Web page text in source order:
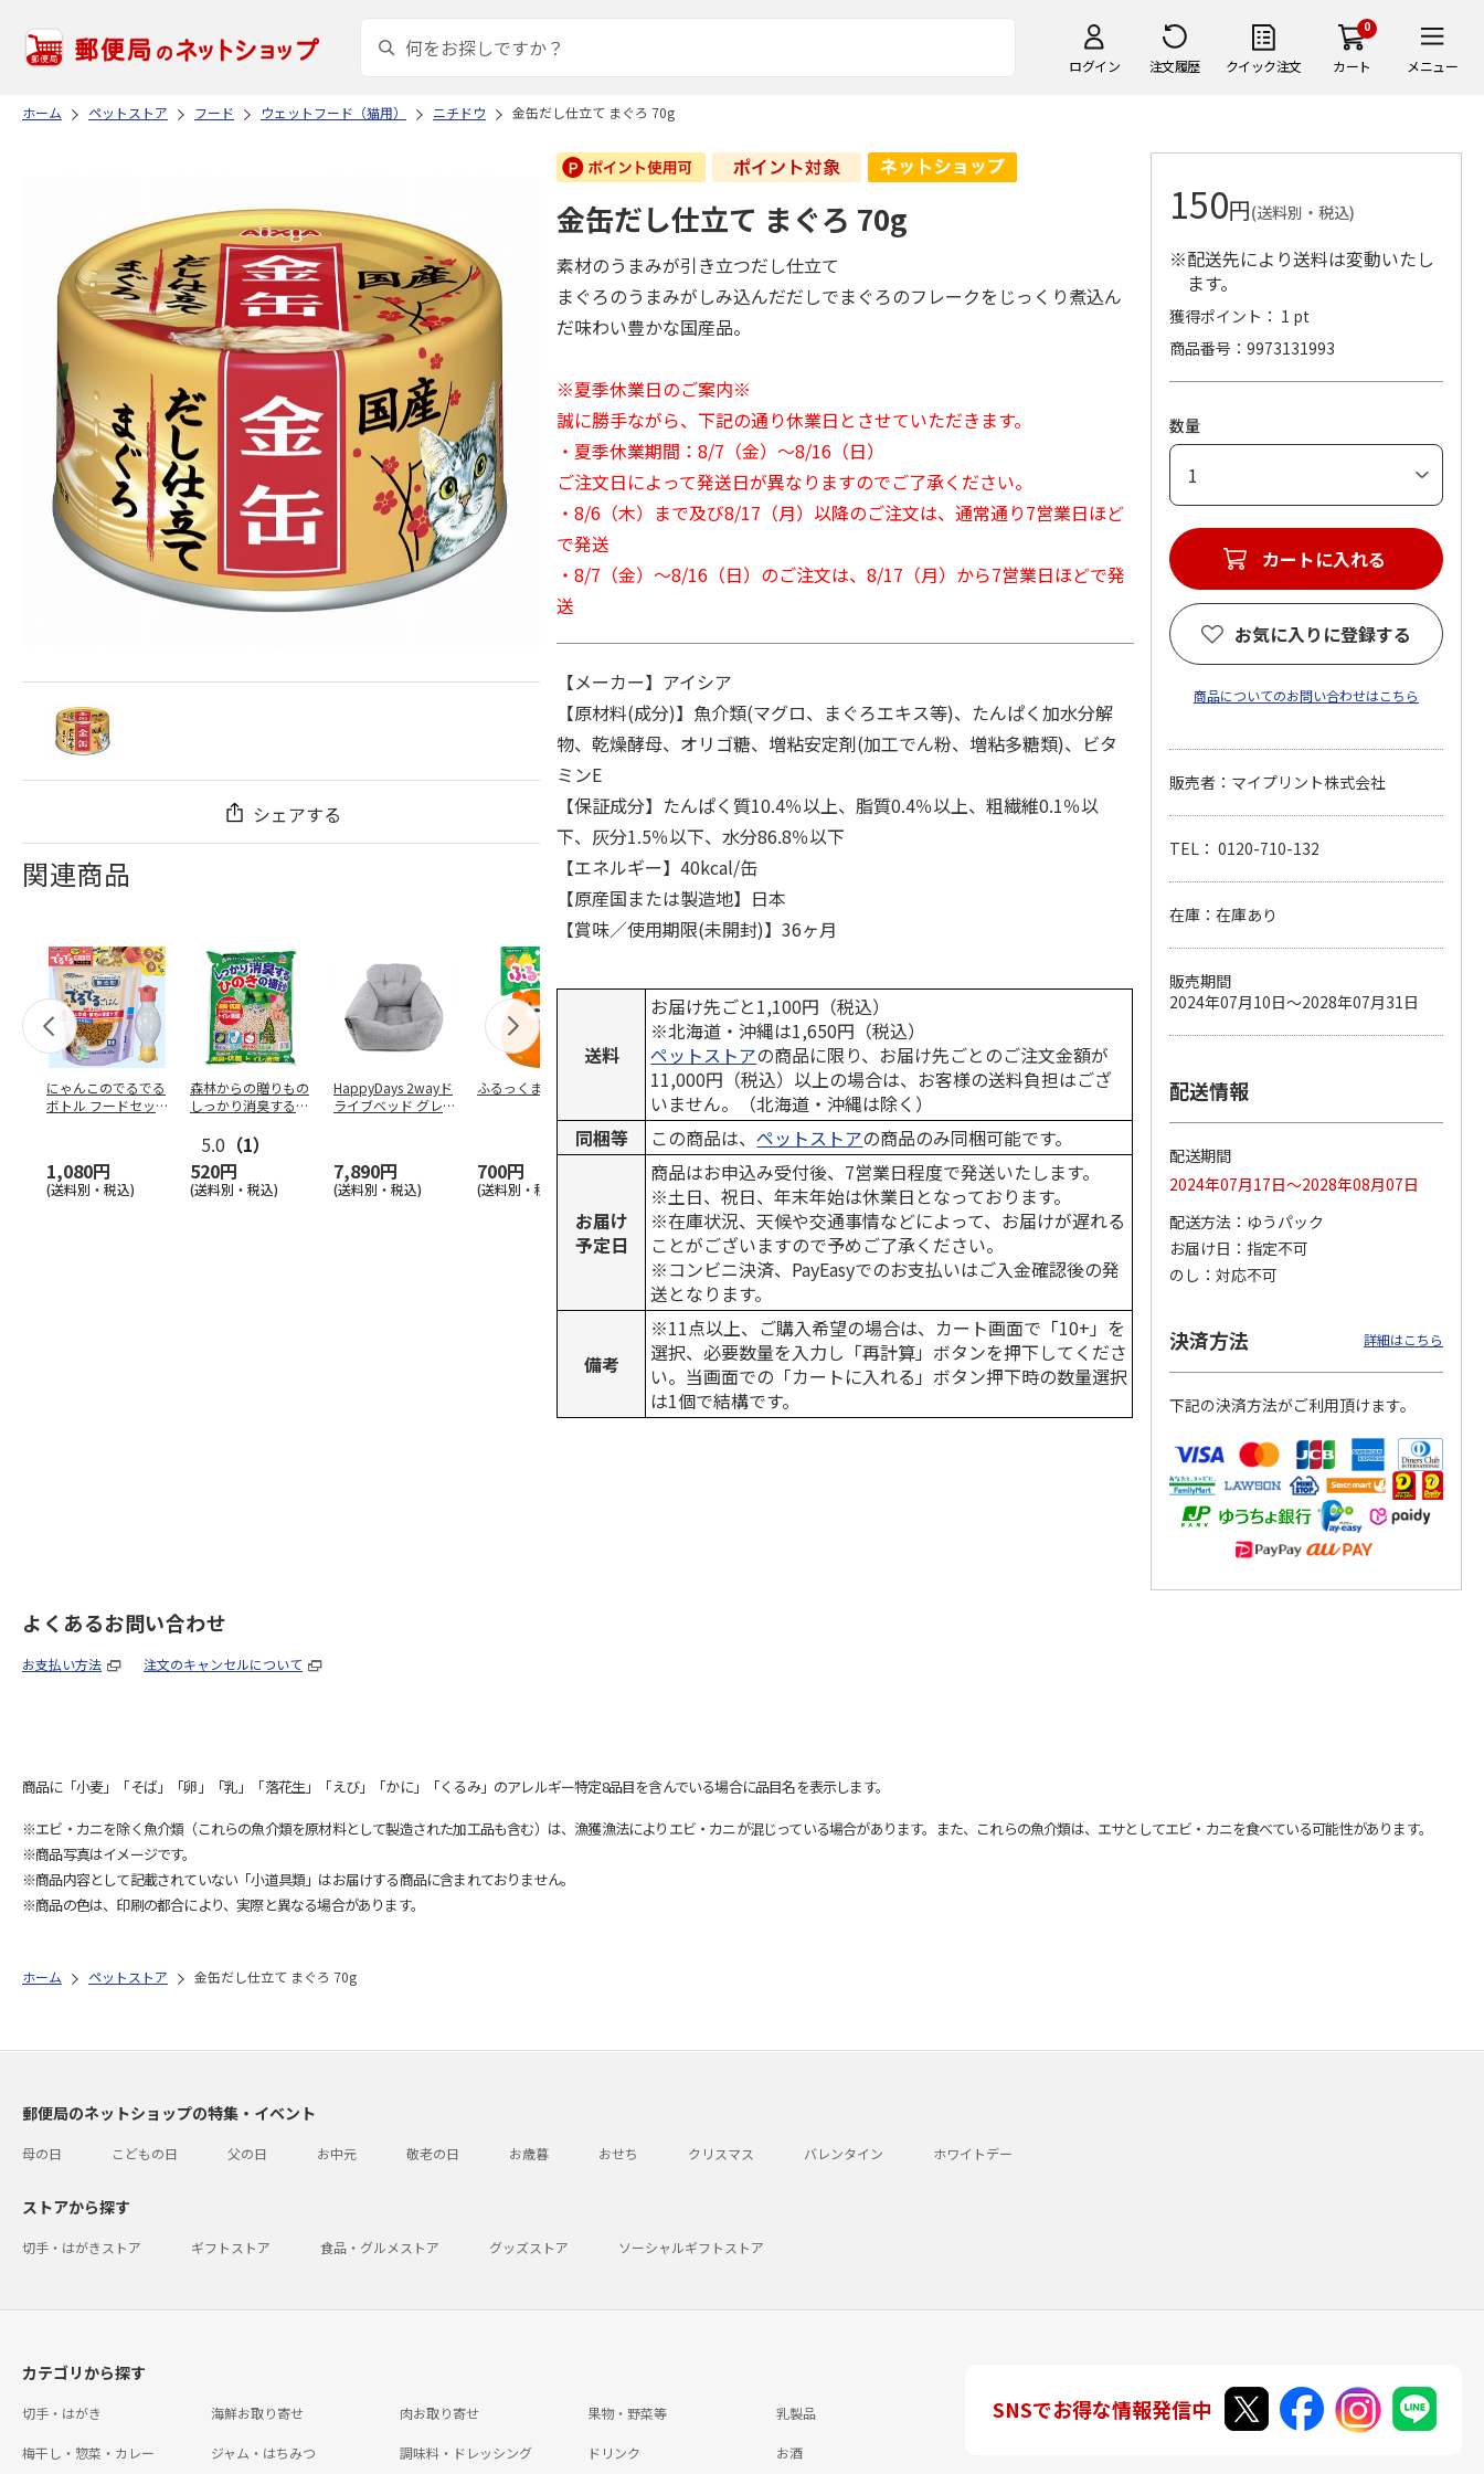
ログイン 注文履歴 クイック注文
0
カート メニュー
ホーム ペットストア フード ウェットフード（猫用） ニチドウ 金缶だし仕立て まぐろ 70g
シェアする
関連商品
にゃんこのでるでる
ボトル フードセッ
1,080円
(送料別・税込)
森林からの贈りもの
しっかり消臭するひ
5.0 （1）
520円
(送料別・税込)
HappyDays 2wayド
ライブベッド グレ
7,890円
(送料別・税込)
ふるっくま みかん
700円
(送料別・税込)
デオトイレ 飛び散
らない消臭・抗菌サ
ンド 4L
1,320円
(送料別・税込)
獣医師開発 ニオイ
をとる砂専用 猫ト
イレ ナチュラルグ
レー
1,550円
(送料別・税込)
無添加良品 カムカ
ムデンタルコーン
ぐるぐるボーン型 S
…
470円
(送料別・税込)
銀のスプーン パウ
こ用 まぐろ・かつ
おに
120円
(送料別・税込)
ペット線香 虹のか
なた フルーティフ
ローラルの香り
590円
(送料別・税込)
えBOX とりささ…
380円
(送料別・税込)
金缶だし仕立て まぐろ 70g
素材のうまみが引き立つだし仕立て
まぐろのうまみがしみ込んだだしでまぐろのフレークをじっくり煮込ん
だ味わい豊かな国産品。
※夏季休業日のご案内※
誠に勝手ながら、下記の通り休業日とさせていただきます。
・夏季休業期間：8/7（金）～8/16（日）
ご注文日によって発送日が異なりますのでご了承ください。
・8/6（木）まで及び8/17（月）以降のご注文は、通常通り7営業日ほど
で発送
・8/7（金）～8/16（日）のご注文は、8/17（月）から7営業日ほどで発
送
【メーカー】アイシア
【原材料(成分)】魚介類(マグロ、まぐろエキス等)、たんぱく加水分解
物、乾燥酵母、オリゴ糖、増粘安定剤(加工でん粉、増粘多糖類)、ビタ
ミンE
【保証成分】たんぱく質10.4％以上、脂質0.4％以上、粗繊維0.1％以
下、灰分1.5％以下、水分86.8％以下
【エネルギー】40kcal/缶
【原産国または製造地】日本
【賞味／使用期限(未開封)】36ヶ月
送料
お届け先ごと1,100円（税込）
※北海道・沖縄は1,650円（税込）
ペットストアの商品に限り、お届け先ごとのご注文金額が
11,000円（税込）以上の場合は、お客様の送料負担はござ
いません。（北海道・沖縄は除く）
同梱等
この商品は、ペットストアの商品のみ同梱可能です。
お届け
予定日
商品はお申込み受付後、7営業日程度で発送いたします。
※土日、祝日、年末年始は休業日となっております。
※在庫状況、天候や交通事情などによって、お届けが遅れる
ことがございますので予めご了承ください。
※コンビニ決済、PayEasyでのお支払いはご入金確認後の発
送となります。
備考
※11点以上、ご購入希望の場合は、カート画面で「10+」を
選択、必要数量を入力し「再計算」ボタンを押下してくださ
い。当画面での「カートに入れる」ボタン押下時の数量選択
は1個で結構です。
150円(送料別・税込)
※配送先により送料は変動いたし
ます。
獲得ポイント： 1 pt
商品番号
9973131993
数量
カートに入れる
お気に入りに登録する
商品についてのお問い合わせはこちら
販売者：マイプリント株式会社
TEL： 0120-710-132
在庫：在庫あり
販売期間
2024年07月10日～2028年07月31日
配送情報
配送期間
2024年07月17日～2028年08月07日
配送方法
ゆうパック
お届け日
指定不可
のし
対応不可
決済方法 詳細はこちら
下記の決済方法がご利用頂けます。
よくあるお問い合わせ
お支払い方法 注文のキャンセルについて
商品に「小麦」「そば」「卵」「乳」「落花生」「えび」「かに」「くるみ」のアレルギー特定8品目を含んでいる場合に品目名を表示します。
※エビ・カニを除く魚介類（これらの魚介類を原材料として製造された加工品も含む）は、漁獲漁法によりエビ・カニが混じっている場合があります。また、これらの魚介類は、エサとしてエビ・カニを食べている可能性があります。
※商品写真はイメージです。
※商品内容として記載されていない「小道具類」はお届けする商品に含まれておりません。
※商品の色は、印刷の都合により、実際と異なる場合があります。
ホーム ペットストア 金缶だし仕立て まぐろ 70g
郵便局のネットショップの特集・イベント
母の日 こどもの日 父の日 お中元 敬老の日 お歳暮 おせち クリスマス バレンタイン ホワイトデー
ストアから探す
切手・はがきストア ギフトストア 食品・グルメストア グッズストア ソーシャルギフトストア
カテゴリから探す
切手・はがき 海鮮お取り寄せ 肉お取り寄せ 果物・野菜等 乳製品
梅干し・惣菜・カレー ジャム・はちみつ 調味料・ドレッシング ドリンク お酒
SNSでお得な情報発信中